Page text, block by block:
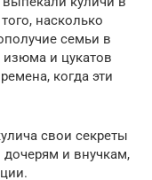
насколько
семьи в
изюма и цукатов
когда эти
свои секреты
дочерям и внучкам,